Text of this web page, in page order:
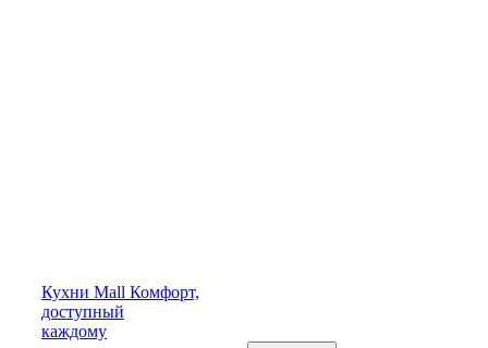
Кухни Mall Комфорт,
доступный
каждому